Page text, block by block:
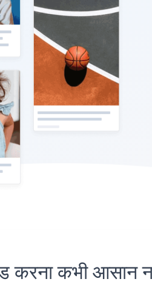
कभी आसान